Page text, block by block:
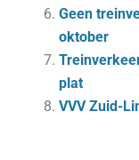
Geen
oktober
plat
VVV Zuid-